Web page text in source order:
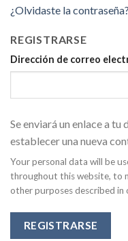
¿Olvidaste la contraseña?
REGISTRARSE
Dirección de correo
Se enviará un enlace a
establecer una nueva
Your personal data will be
throughout this website, to
other purposes described in
REGISTRARSE